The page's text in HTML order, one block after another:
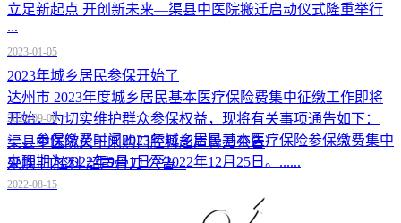
立足新起点 开创新未来—渠县中医院搬迁启动仪式隆重举行
...
2023-01-05
2023年城乡居民参保开始了
达州市 2023年度城乡居民基本医疗保险费集中征缴工作即将
开始，为切实维护群众参保权益，现将有关事项通告如下：
一、参保缴费时间2023年城乡居民基本医疗保险参保缴费集中
办理期为2022年9月1日至2022年12月25日。......
2022-09-06
渠县中医院关于采购口腔科超声骨刀公告
采购 口腔科 超声骨刀 公告...
2022-08-15